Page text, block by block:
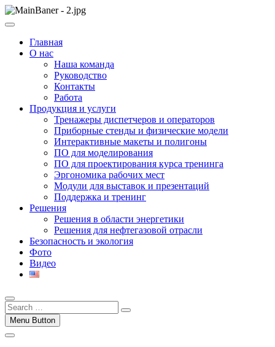
Skip
to
ООО НПП "АТП"
ООО НПП "АТП" – разработка тренажерных комплексов
Главная
О нас
Наша команда
Руководство
Контакты
Работа
Продукция и услуги
Тренажеры диспетчеров и операторов
Приборные стенды и физические модели
Интерактивные макеты и полигоны
ПО для моделирования
ПО для проектирования курса тренинга
Эргономика рабочих мест
Модули для выставок и презентаций
Поддержка и тренинг
Решения
Решения в области энергетики
Решения для нефтегазовой отрасли
Безопасность и экология
Фото
Видео
Menu Button